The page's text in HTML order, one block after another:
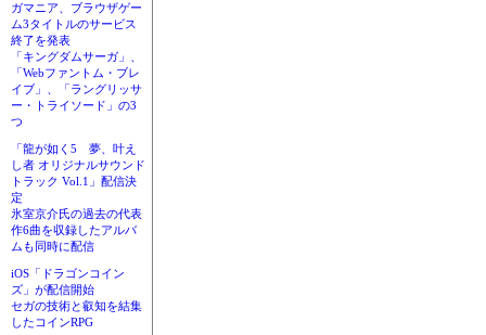
ガマニア、ブラウザゲー
ム3タイトルのサービス
終了を発表
「キングダムサーガ」、
「Webファントム・ブレ
イブ」、「ラングリッサ
ー・トライソード」の3
つ
「龍が如く5 夢、叶え
し者 オリジナルサウンド
トラック Vol.1」配信決
定
氷室京介氏の過去の代表
作6曲を収録したアルバ
ムも同時に配信
iOS「ドラゴンコイン
ズ」が配信開始
セガの技術と叡知を結集
したコインRPG